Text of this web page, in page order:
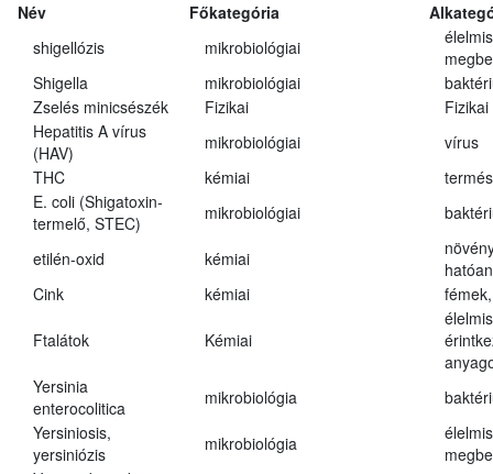
Név Főkategória
shigellózis
mikrobiológiai
Shigella
mikrobiológiai
Zselés minicsészék
Fizikai
Fizikai
Hepatitis A vírus
(HAV)
mikrobiológiai
vírus
THC
kémiai
E. coli (Shigatoxin-
termelő, STEC)
mikrobiológiai
etilén-oxid kémiai
Cink
kémiai
Ftalátok Kémiai
Yersinia
enterocolitica
mikrobiológia
Yersiniosis,
yersiniózis
mikrobiológia